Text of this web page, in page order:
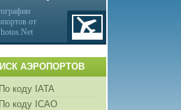
от
АЭРОПОРТОВ
По коду IATA
По коду ICAO